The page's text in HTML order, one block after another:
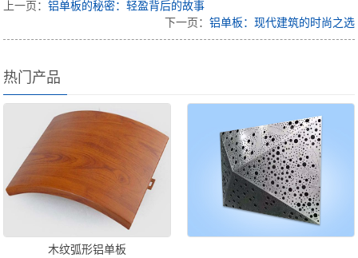
上一页：铝单板的秘密：轻盈背后的故事
下一页： 铝单板：现代建筑的时尚之选
热门产品
木纹弧形铝单板